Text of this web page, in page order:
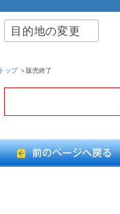
目的地の変更
トップ＞販売終了